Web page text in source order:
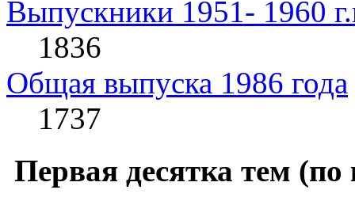
Выпускники 1951- 1960
1836
Общая выпуска 1986 года
1737
Первая десятка тем (по